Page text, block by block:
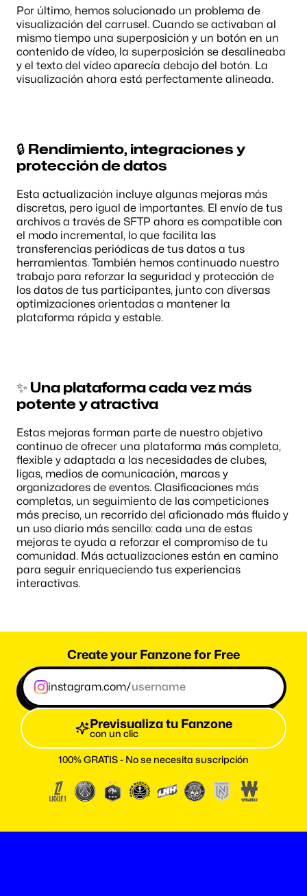
Por último, hemos solucionado un problema de
visualización del carrusel. Cuando se activaban al
mismo tiempo una superposición y un botón en un
contenido de vídeo, la superposición se desalineaba
y el texto del vídeo aparecía debajo del botón. La
visualización ahora está perfectamente alineada.
🔒 Rendimiento, integraciones y
protección de datos
Esta actualización incluye algunas mejoras más
discretas, pero igual de importantes. El envío de tus
archivos a través de SFTP ahora es compatible con
el modo incremental, lo que facilita las
transferencias periódicas de tus datos a tus
herramientas. También hemos continuado nuestro
trabajo para reforzar la seguridad y protección de
los datos de tus participantes, junto con diversas
optimizaciones orientadas a mantener la
plataforma rápida y estable.
✨ Una plataforma cada vez más
potente y atractiva
Estas mejoras forman parte de nuestro objetivo
continuo de ofrecer una plataforma más completa,
flexible y adaptada a las necesidades de clubes,
ligas, medios de comunicación, marcas y
organizadores de eventos. Clasificaciones más
completas, un seguimiento de las competiciones
más preciso, un recorrido del aficionado más fluido y
un uso diario más sencillo: cada una de estas
mejoras te ayuda a reforzar el compromiso de tu
comunidad. Más actualizaciones están en camino
para seguir enriqueciendo tus experiencias
interactivas.
Create your Fanzone for Free
instagram.com/
Previsualiza tu Fanzone
con un clic
100% GRATIS - No se necesita suscripción